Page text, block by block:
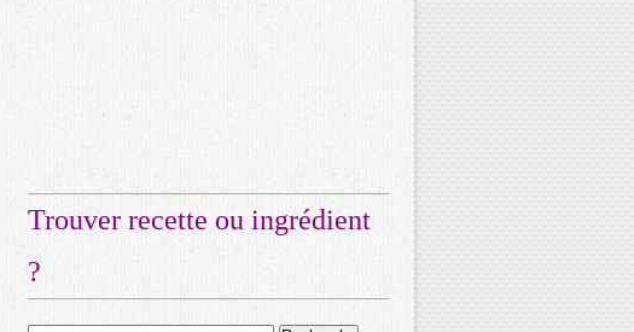
Trouver recette ou ingrédient
?